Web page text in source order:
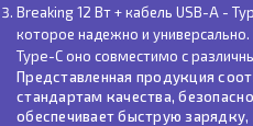
Breaking 12 Вт + кабель USB-A -
которое надежно и
Type-C оно совместимо с
Представленная продукция
стандартам качества,
обеспечивает быструю